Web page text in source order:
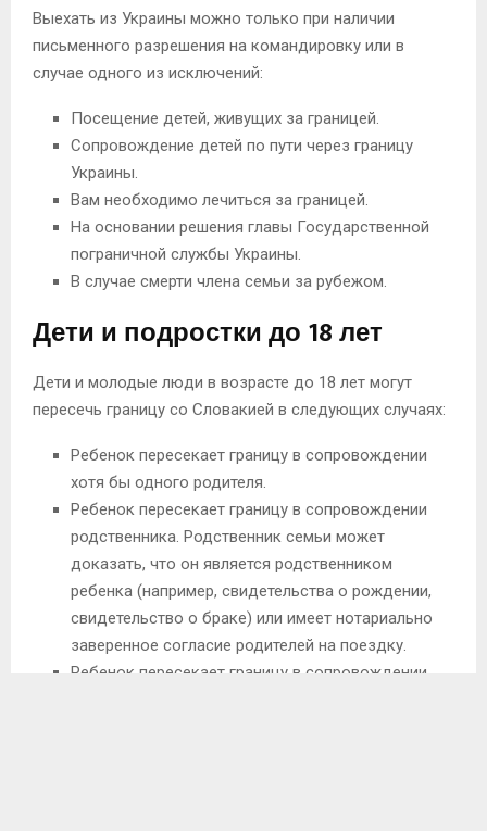
Выехать из Украины можно только при наличии
письменного разрешения на командировку или в
случае одного из исключений:
Посещение детей, живущих за границей.
Сопровождение детей по пути через границу
Украины.
Вам необходимо лечиться за границей.
На основании решения главы Государственной
пограничной службы Украины.
В случае смерти члена семьи за рубежом.
Дети и подростки до 18 лет
Дети и молодые люди в возрасте до 18 лет могут
пересечь границу со Словакией в следующих случаях:
Ребенок пересекает границу в сопровождении
хотя бы одного родителя.
Ребенок пересекает границу в сопровождении
родственника. Родственник семьи может
доказать, что он является родственником
ребенка (например, свидетельства о рождении,
свидетельство о браке) или имеет нотариально
заверенное согласие родителей на поездку.
Ребенок пересекает границу в сопровождении